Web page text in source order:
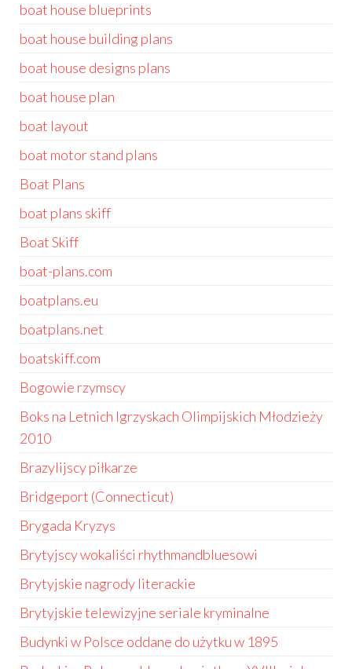
boat house blueprints
boat house building plans
boat house designs plans
boat house plan
boat layout
boat motor stand plans
Boat Plans
boat plans skiff
Boat Skiff
boat-plans.com
boatplans.eu
boatplans.net
boatskiff.com
Bogowie rzymscy
Boks na Letnich Igrzyskach Olimpijskich Młodzieży
2010
Brazylijscy piłkarze
Bridgeport (Connecticut)
Brygada Kryzys
Brytyjscy wokaliści rhythmandbluesowi
Brytyjskie nagrody literackie
Brytyjskie telewizyjne seriale kryminalne
Budynki w Polsce oddane do użytku w 1895